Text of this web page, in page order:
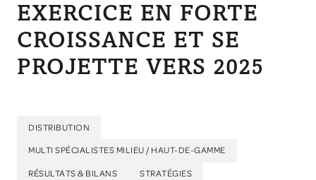
EXERCICE EN FORTE
CROISSANCE ET SE
PROJETTE VERS 2025
DISTRIBUTION
MULTI SPÉCIALISTES MILIEU / HAUT-DE-GAMME
RÉSULTATS & BILANS STRATÉGIES